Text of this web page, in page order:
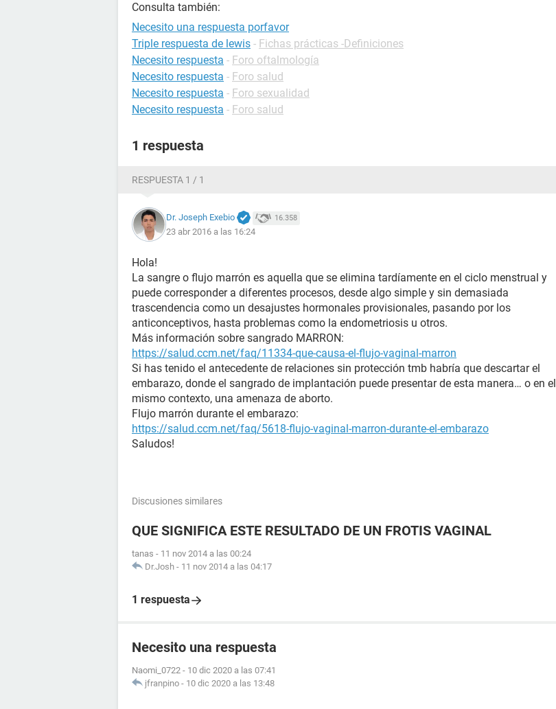
Consulta también:
Necesito una respuesta porfavor
Triple respuesta de lewis - Fichas prácticas -Definiciones
Necesito respuesta - Foro oftalmología
Necesito respuesta - Foro salud
Necesito respuesta - Foro sexualidad
Necesito respuesta - Foro salud
1 respuesta
RESPUESTA 1 / 1
Dr. Joseph Exebio 16.358
23 abr 2016 a las 16:24
Hola!
La sangre o flujo marrón es aquella que se elimina tardíamente en el ciclo menstrual y
puede corresponder a diferentes procesos, desde algo simple y sin demasiada
trascendencia como un desajustes hormonales provisionales, pasando por los
anticonceptivos, hasta problemas como la endometriosis u otros.
Más información sobre sangrado MARRON:
https://salud.ccm.net/faq/11334-que-causa-el-flujo-vaginal-marron
Si has tenido el antecedente de relaciones sin protección tmb habría que descartar el
embarazo, donde el sangrado de implantación puede presentar de esta manera… o en el
mismo contexto, una amenaza de aborto.
Flujo marrón durante el embarazo:
https://salud.ccm.net/faq/5618-flujo-vaginal-marron-durante-el-embarazo
Saludos!
Discusiones similares
QUE SIGNIFICA ESTE RESULTADO DE UN FROTIS VAGINAL
tanas - 11 nov 2014 a las 00:24
Dr.Josh - 11 nov 2014 a las 04:17
1 respuesta
Necesito una respuesta
Naomi_0722 - 10 dic 2020 a las 07:41
jfranpino - 10 dic 2020 a las 13:48